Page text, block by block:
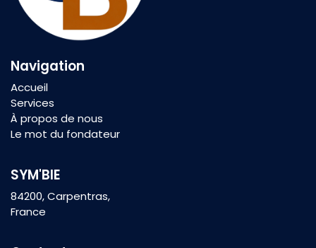
Navigation
Accueil
Services
À propos de nous
Le mot du fondateur
SYM'BIE
84200, Carpentras,
France